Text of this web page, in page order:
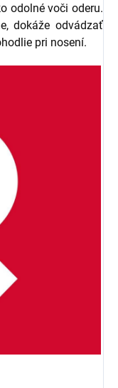
odolné voči oderu.
dokáže odvádzať
pri nosení.